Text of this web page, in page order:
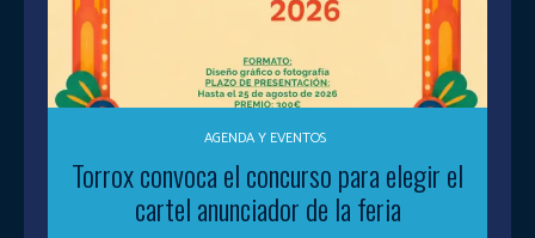
AGENDA Y EVENTOS
Torrox convoca el concurso para elegir el
cartel anunciador de la feria